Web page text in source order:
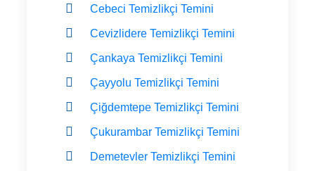
Cebeci Temizlikçi Temini
Cevizlidere Temizlikçi Temini
Çankaya Temizlikçi Temini
Çayyolu Temizlikçi Temini
Çiğdemtepe Temizlikçi Temini
Çukurambar Temizlikçi Temini
Demetevler Temizlikçi Temini